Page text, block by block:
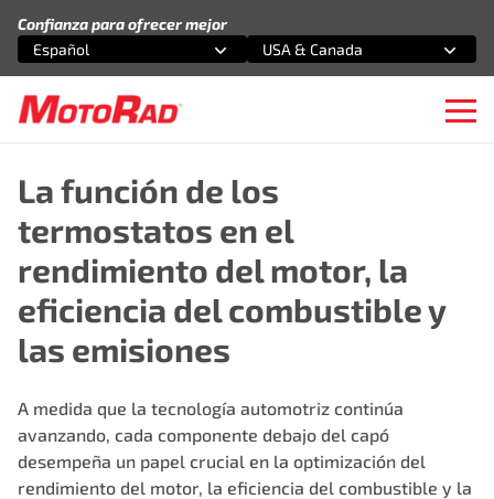
Confianza para ofrecer mejor
Selecciona una opción
Español
Selecciona una opción
USA & Canada
La función de los
termostatos en el
rendimiento del motor, la
eficiencia del combustible y
las emisiones
A medida que la tecnología automotriz continúa
avanzando, cada componente debajo del capó
desempeña un papel crucial en la optimización del
rendimiento del motor, la eficiencia del combustible y la